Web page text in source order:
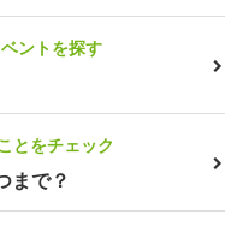
ントを探す
とをチェック
まで？